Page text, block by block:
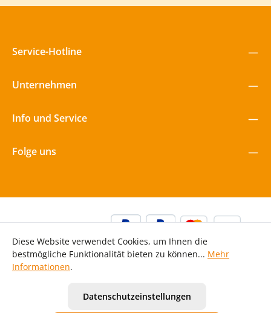
Service-Hotline
Unternehmen
Info und Service
Folge uns
und ggf. Nachnahmegebühren, wenn nicht anders
angegeben.
Diese Website verwendet Cookies, um Ihnen die
bestmögliche Funktionalität bieten zu können... Mehr
Informationen.
Datenschutzeinstellungen